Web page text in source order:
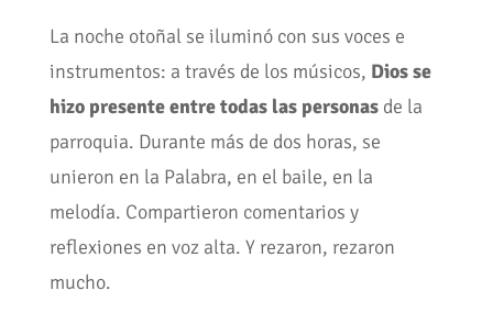
La noche otoñal se iluminó con sus voces e
instrumentos: a través de los músicos, Dios se
hizo presente entre todas las personasde la
parroquia. Durante más de dos horas, se
unieron en la Palabra, en el baile, en la
melodía. Compartieron comentarios y
reflexiones en voz alta. Y rezaron, rezaron
mucho.